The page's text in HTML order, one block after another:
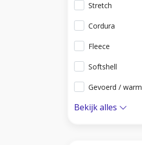
Stretch
Cordura
Fleece
Softshell
Gevoerd / warm
Bekijk alles